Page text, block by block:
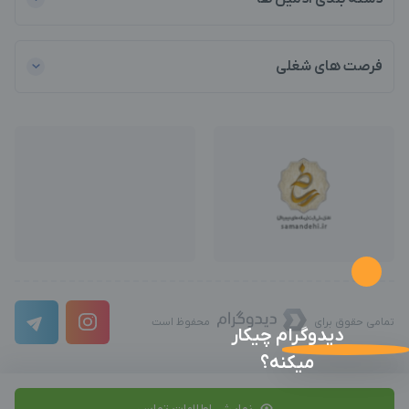
فرصت های شغلی
تمامی حقوق برای محفوظ است
دیدوگرام چیکار
میکنه؟